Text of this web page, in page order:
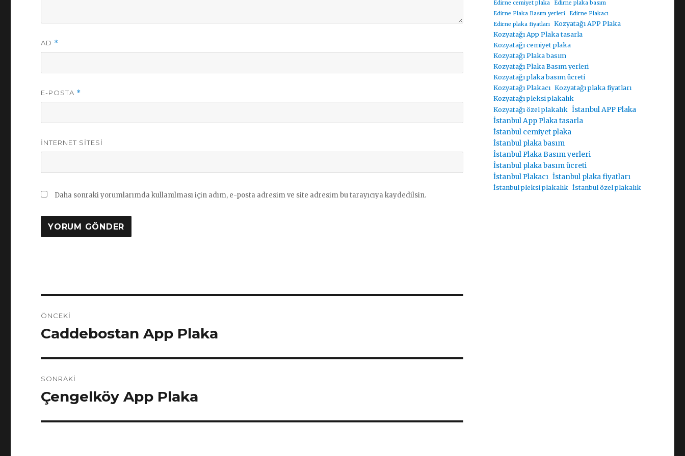
AD *
E-POSTA *
İNTERNET SITESI
Daha sonraki yorumlarımda kullanılması için adım, e-posta adresim ve site adresim bu tarayıcıya kaydedilsin.
gezinmesi
ÖNCEKI
Önceki
Caddebostan App Plaka
SONRAKI
Sonraki
Çengelköy App Plaka
Edirne cemiyet plaka
Edirne plaka basım
Edirne Plaka Basım yerleri
Edirne Plakacı
Edirne plaka fiyatları
Kozyatağı APP Plaka
Kozyatağı App Plaka tasarla
Kozyatağı cemiyet plaka
Kozyatağı Plaka basım
Kozyatağı Plaka Basım yerleri
Kozyatağı plaka basım ücreti
Kozyatağı Plakacı Kozyatağı plaka fiyatları
Kozyatağı pleksi plakalık
Kozyatağı özel plakalık İstanbul APP Plaka
İstanbul App Plaka tasarla
İstanbul cemiyet plaka
İstanbul plaka basım
İstanbul Plaka Basım yerleri
İstanbul plaka basım ücreti
İstanbul Plakacı İstanbul plaka fiyatları
İstanbul pleksi plakalık İstanbul özel plakalık